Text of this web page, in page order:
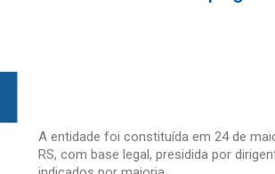
A entidade foi constituída em 24 de
RS, com base legal, presidida por